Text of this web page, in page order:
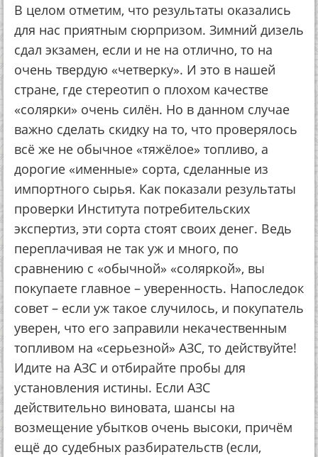
В целом отметим, что результаты оказались
для нас приятным сюрпризом. Зимний дизель
сдал экзамен, если и не на отлично, то на
очень твердую «четверку». И это в нашей
стране, где стереотип о плохом качестве
«солярки» очень силён. Но в данном случае
важно сделать скидку на то, что проверялось
всё же не обычное «тяжёлое» топливо, а
дорогие «именные» сорта, сделанные из
импортного сырья. Как показали результаты
проверки Института потребительских
экспертиз, эти сорта стоят своих денег. Ведь
переплачивая не так уж и много, по
сравнению с «обычной» «соляркой», вы
покупаете главное – уверенность. Напоследок
совет – если уж такое случилось, и покупатель
уверен, что его заправили некачественным
топливом на «серьезной» АЗС, то действуйте!
Идите на АЗС и отбирайте пробы для
установления истины. Если АЗС
действительно виновата, шансы на
возмещение убытков очень высоки, причём
ещё до судебных разбирательств (если,